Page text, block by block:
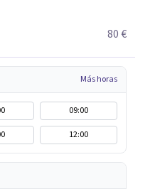
80 €
Más horas
09:00
12:00